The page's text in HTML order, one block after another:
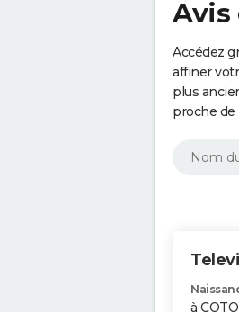
Avis
Accédez
affiner
plus
proche de
à